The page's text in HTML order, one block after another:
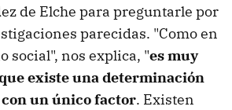
de Elche para preguntarle por
parecidas. "Como en
social", nos explica, "es muy
existe una determinación
un único factor. Existen